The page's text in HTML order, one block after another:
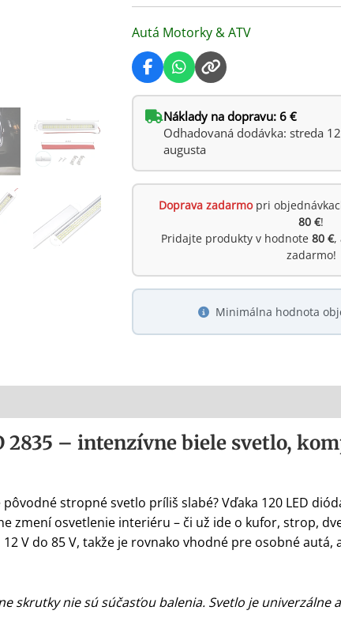
kufra
pre
VW,
Ford,
BMW,
Škoda,
Audi
Autá Motorky & ATV
Náklady na dopravu: 6 €
Odhadovaná dodávka: streda
augusta
Doprava zadarmopri
80 €!
Pridajte produkty v hodnote80 €,
zadarmo!
Minimálna hodnota
2835 – intenzívne biele svetlo,
stropné svetlo príliš slabé? Vďaka 120 LED
zmení osvetlenie interiéru – či už ide o kufor, strop,
V do 85 V, takže je rovnako vhodné pre osobné autá,
skrutky nie sú súčasťou balenia. Svetlo je univerzálne